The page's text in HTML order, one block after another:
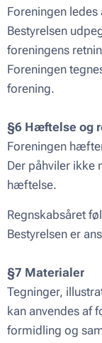
Foreningen
Bestyrelsen
foreningens
Foreningen
forening.
§6 Hæftelse og
Foreningen
Der påhviler ikke
hæftelse.
Regnskabsåret
Bestyrelsen er
§7 Materialer
Tegninger,
kan anvendes af
formidling og